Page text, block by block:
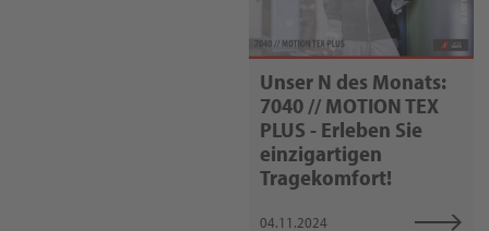
Unser N des Monats:
7040 // MOTION TEX
PLUS - Erleben Sie
einzigartigen
Tragekomfort!
04.11.2024